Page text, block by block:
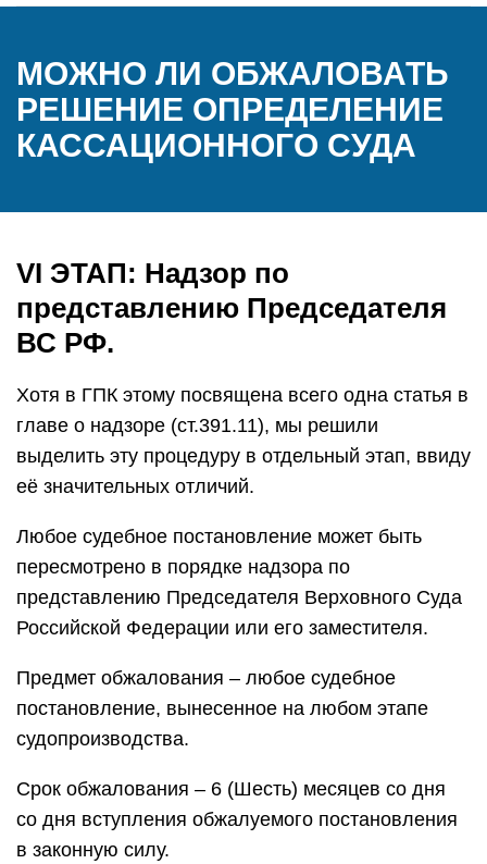
МОЖНО ЛИ ОБЖАЛОВАТЬ
РЕШЕНИЕ ОПРЕДЕЛЕНИЕ
КАССАЦИОННОГО СУДА
VI ЭТАП: Надзор по
представлению Председателя
ВС РФ.
Хотя в ГПК этому посвящена всего одна статья в
главе о надзоре (ст.391.11), мы решили
выделить эту процедуру в отдельный этап, ввиду
её значительных отличий.
Любое судебное постановление может быть
пересмотрено в порядке надзора по
представлению Председателя Верховного Суда
Российской Федерации или его заместителя.
Предмет обжалования – любое судебное
постановление, вынесенное на любом этапе
судопроизводства.
Срок обжалования – 6 (Шесть) месяцев со дня
со дня вступления обжалуемого постановления
в законную силу.